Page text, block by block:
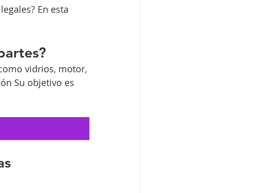
En esta
vidrios, motor,
Su objetivo es